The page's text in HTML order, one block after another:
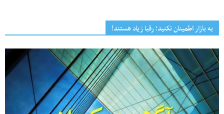
به بازار اطمینان نکنید؛ رقبا زیاد هستند!